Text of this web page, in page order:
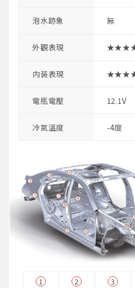
泡水跡象 無
外觀表現
内装表現
電瓶電壓 12.1V
冷氣溫度 -4度
1
2
3